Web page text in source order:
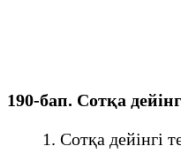
190-бап. Сотқа
1. Сотқа дейінгі